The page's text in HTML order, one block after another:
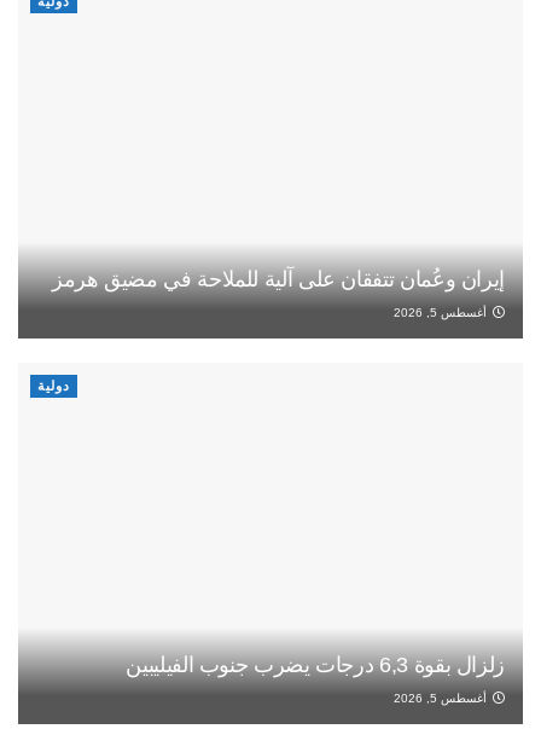
إيران وعُمان تتفقان على آلية للملاحة في مضيق هرمز
أغسطس 5, 2026
دولية
زلزال بقوة 6,3 درجات يضرب جنوب الفيليبين
أغسطس 5, 2026